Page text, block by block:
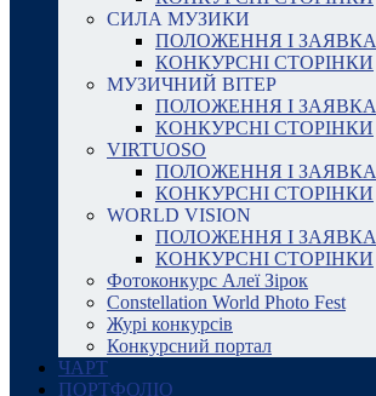
СИЛА МУЗИКИ
ПОЛОЖЕННЯ І ЗАЯВКА
КОНКУРСНІ СТОРІНКИ
МУЗИЧНИЙ ВІТЕР
ПОЛОЖЕННЯ І ЗАЯВКА
КОНКУРСНІ СТОРІНКИ
VIRTUOSO
ПОЛОЖЕННЯ І ЗАЯВКА
КОНКУРСНІ СТОРІНКИ
WORLD VISION
ПОЛОЖЕННЯ І ЗАЯВКА
КОНКУРСНІ СТОРІНКИ
Фотоконкурс Алеї Зірок
Constellation World Photo Fest
Журі конкурсів
Конкурсний портал
ЧАРТ
ПОРТФОЛІО